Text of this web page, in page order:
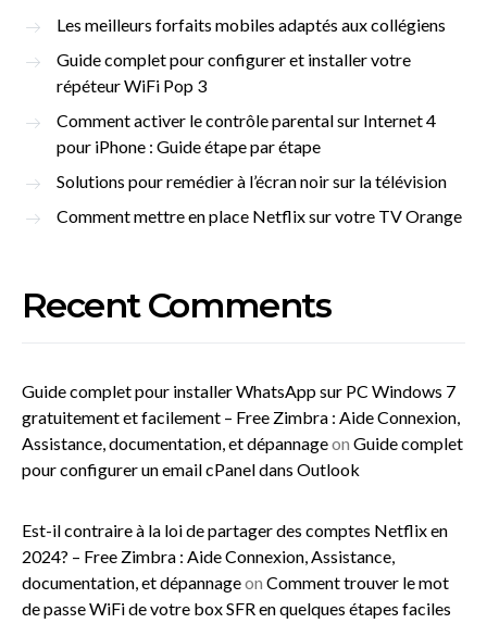
Les meilleurs forfaits mobiles adaptés aux collégiens
Guide complet pour configurer et installer votre
répéteur WiFi Pop 3
Comment activer le contrôle parental sur Internet 4
pour iPhone : Guide étape par étape
Solutions pour remédier à l’écran noir sur la télévision
Comment mettre en place Netflix sur votre TV Orange
Recent Comments
Guide complet pour installer WhatsApp sur PC Windows 7
gratuitement et facilement – Free Zimbra : Aide Connexion,
Assistance, documentation, et dépannageon Guide complet
pour configurer un email cPanel dans Outlook
Est-il contraire à la loi de partager des comptes Netflix en
2024? – Free Zimbra : Aide Connexion, Assistance,
documentation, et dépannageon Comment trouver le mot
de passe WiFi de votre box SFR en quelques étapes faciles